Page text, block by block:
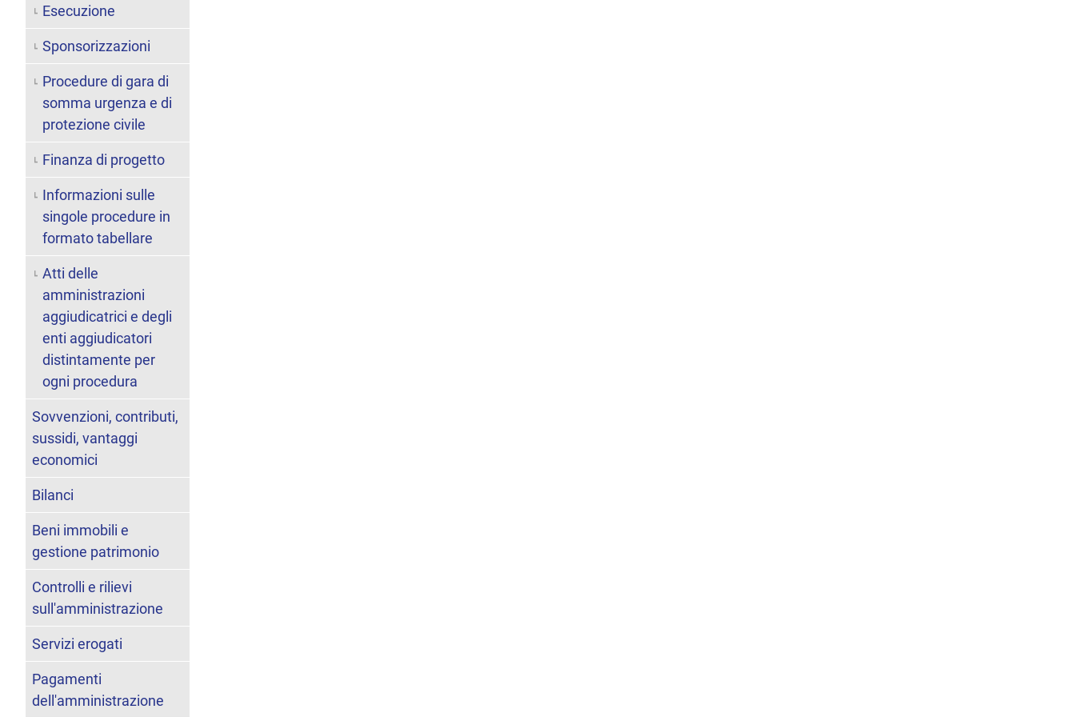
Esecuzione
Sponsorizzazioni
Procedure di gara di
somma urgenza e di
protezione civile
Finanza di progetto
Informazioni sulle
singole procedure in
formato tabellare
Atti delle
amministrazioni
aggiudicatrici e degli
enti aggiudicatori
distintamente per
ogni procedura
Sovvenzioni, contributi,
sussidi, vantaggi
economici
Bilanci
Beni immobili e
gestione patrimonio
Controlli e rilievi
sull'amministrazione
Servizi erogati
Pagamenti
dell'amministrazione